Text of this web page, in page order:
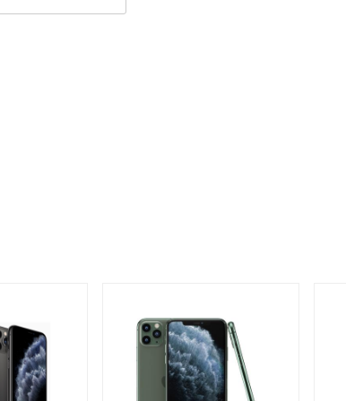
bạn. iPhone 6 Plus có tốc độ lấy nét và chạm chụp
sắc sẽ trở thành người bạn đồng hành cùng với bạn khi đi
nhất.
thể thảo sức sáng tạo giúp bức tranh toàn cảnh trở nên